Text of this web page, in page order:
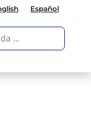
Español